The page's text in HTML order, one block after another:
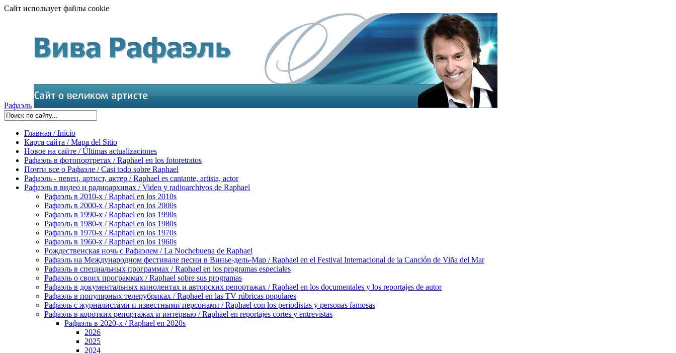
Сайт использует файлы cookie
Рафаэль
Главная / Inicio
Карта сайта / Mapa del Sitio
Новое на сайте / Últimas actualizaciones
Рафаэль в фотопортретах / Raphael en los fotoretratos
Почти все о Рафаэле / Casi todo sobre Raphael
Рафаэль - певец, артист, актер / Raphael es cantante, artista, actor
Рафаэль в видео и радиоархивах / Video y radioarchivos de Raphael
Рафаэль в 2010-х / Raphael en los 2010s
Рафаэль в 2000-х / Raphael en los 2000s
Рафаэль в 1990-х / Raphael en los 1990s
Рафаэль в 1980-х / Raphael en los 1980s
Рафаэль в 1970-х / Raphael en los 1970s
Рафаэль в 1960-х / Raphael en los 1960s
Рождественская ночь с Рафаэлем / La Nochebuena de Raphael
Рафаэль на Международном фестивале песни в Винье-дель-Мар / Raphael en el Festival Internacional de la Canción de Viña del Mar
Рафаэль в специальных программах / Raphael en los programas especiales
Рафаэль о своих программах / Raphael sobre sus programas
Рафаэль в документальных кинолентах и авторских репортажах / Raphael en los documentales y los reportajes de autor
Рафаэль в популярных телерубриках / Raphael en las TV rúbricas populares
Рафаэль с журналистами и известными персонами / Raphael con los periodistas y personas famosas
Рафаэль в коротких репортажах и интервью / Raphael en reportajes cortes y entrevistas
Рафаэль в 2020-х / Raphael en 2020s
2026
2025
2024